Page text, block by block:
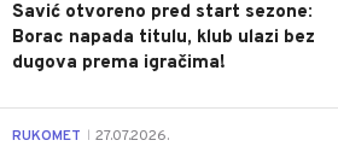
Savić otvoreno pred start sezone:
Borac napada titulu, klub ulazi bez
dugova prema igračima!
RUKOMET 27.07.2026.